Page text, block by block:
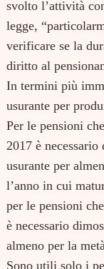
svolto l’attività
legge,
verificare se la
diritto al
In termini più
usurante per
Per le pensioni
2017 è
usurante per
l’anno in cui
per le pensioni
è necessario
almeno per la
Sono utili solo i